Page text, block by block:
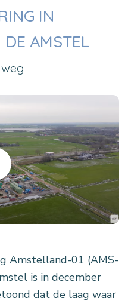
IN
AMSTEL
Amstelland-01 (AMS-
is in december
dat de laag waar